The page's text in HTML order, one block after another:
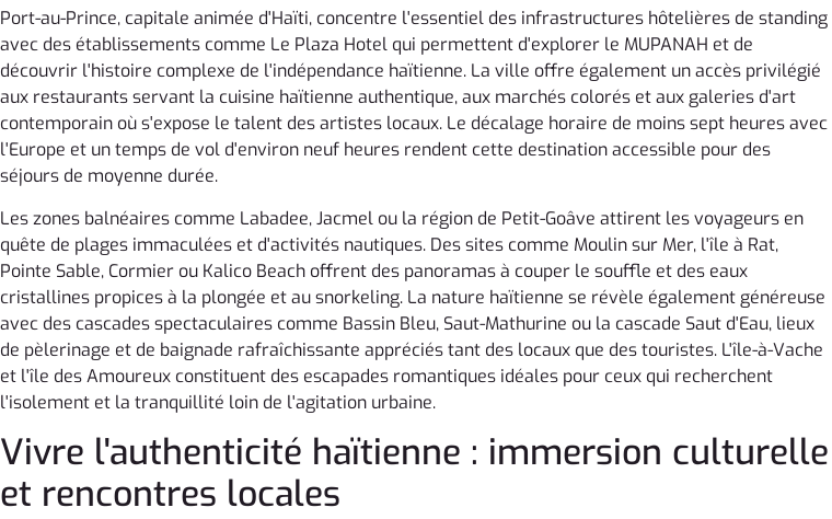
Port-au-Prince, capitale animée d'Haïti, concentre l'essentiel des infrastructures hôtelières de standing
avec des établissements comme Le Plaza Hotel qui permettent d'explorer le MUPANAH et de
découvrir l'histoire complexe de l'indépendance haïtienne. La ville offre également un accès privilégié
aux restaurants servant la cuisine haïtienne authentique, aux marchés colorés et aux galeries d'art
contemporain où s'expose le talent des artistes locaux. Le décalage horaire de moins sept heures avec
l'Europe et un temps de vol d'environ neuf heures rendent cette destination accessible pour des
séjours de moyenne durée.
Les zones balnéaires comme Labadee, Jacmel ou la région de Petit-Goâve attirent les voyageurs en
quête de plages immaculées et d'activités nautiques. Des sites comme Moulin sur Mer, l'île à Rat,
Pointe Sable, Cormier ou Kalico Beach offrent des panoramas à couper le souffle et des eaux
cristallines propices à la plongée et au snorkeling. La nature haïtienne se révèle également généreuse
avec des cascades spectaculaires comme Bassin Bleu, Saut-Mathurine ou la cascade Saut d'Eau, lieux
de pèlerinage et de baignade rafraîchissante appréciés tant des locaux que des touristes. L'île-à-Vache
et l'île des Amoureux constituent des escapades romantiques idéales pour ceux qui recherchent
l'isolement et la tranquillité loin de l'agitation urbaine.
Vivre l'authenticité haïtienne : immersion culturelle
et rencontres locales